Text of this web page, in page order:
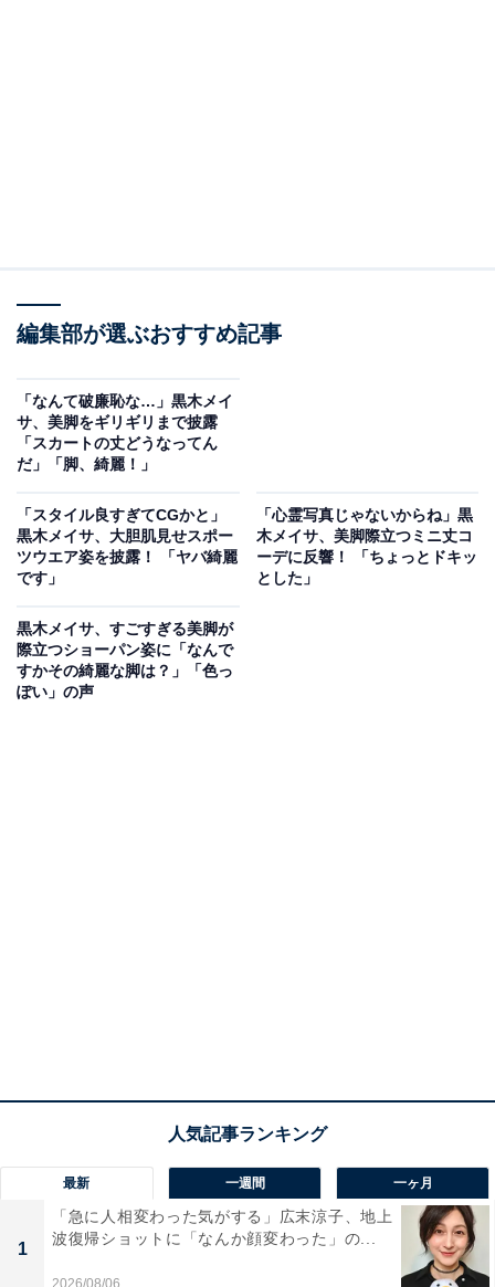
編集部が選ぶおすすめ記事
「なんて破廉恥な…」黒木メイ
サ、美脚をギリギリまで披露
「スカートの丈どうなってん
だ」「脚、綺麗！」
「スタイル良すぎてCGかと」
黒木メイサ、大胆肌見せスポー
ツウエア姿を披露！ 「ヤバ綺麗
です」
「心霊写真じゃないからね」黒
木メイサ、美脚際立つミニ丈コ
ーデに反響！ 「ちょっとドキッ
とした」
黒木メイサ、すごすぎる美脚が
際立つショーパン姿に「なんで
すかその綺麗な脚は？」「色っ
ぽい」の声
最新 一週間 一ヶ月
1
「急に人相変わった気がする」広末涼子、地上
波復帰ショットに「なんか顔変わった」の...